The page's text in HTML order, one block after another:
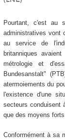
Pourtant, c'est au
administratives vont
au service de
britanniques
métrologie et
Bundesanstalt"
atermoiements du
l'existence d'une
secteurs conduisent
que des moyens
Conformément à sa